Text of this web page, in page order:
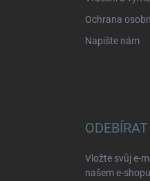
Ochrana
Napište nám
Vložte svůj e-
našem e-